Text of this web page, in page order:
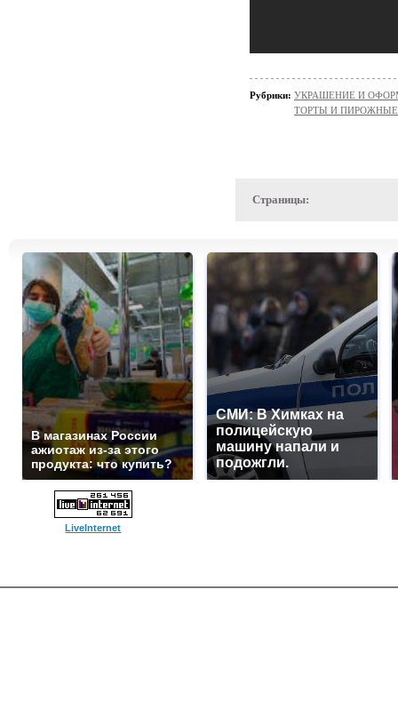
Рубрики: УКРАШЕНИЕ И
ТОРТЫ И ПИРОЖНЫЕ
Страницы:
В магазинах России
ажиотаж из-за этого
продукта: что купить?
СМИ: В Химках на
полицейскую
машину напали и
подожгли.
LiveInternet